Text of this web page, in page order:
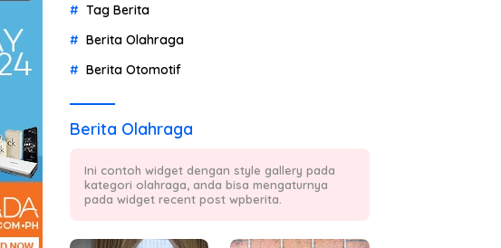
Tag Berita
Berita Olahraga
Berita Otomotif
Berita Olahraga
Ini contoh widget dengan style gallery pada
kategori olahraga, anda bisa mengaturnya
pada widget recent post wpberita.